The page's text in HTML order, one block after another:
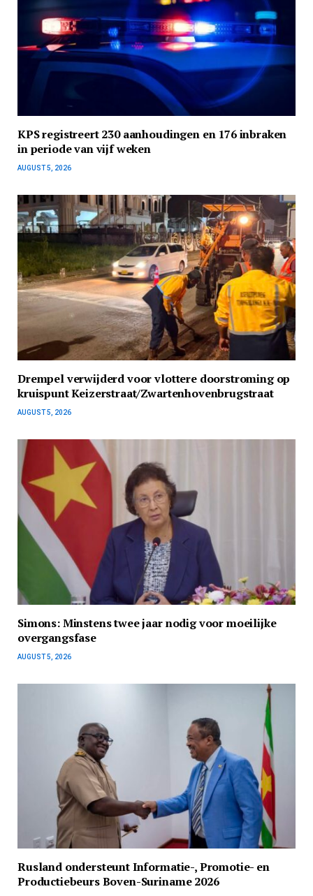
KPS registreert 230 aanhoudingen en 176 inbraken
in periode van vijf weken
AUGUST 5, 2026
Drempel verwijderd voor vlottere doorstroming op
kruispunt Keizerstraat/Zwartenhovenbrugstraat
AUGUST 5, 2026
Simons: Minstens twee jaar nodig voor moeilijke
overgangsfase
AUGUST 5, 2026
Rusland ondersteunt Informatie-, Promotie- en
Productiebeurs Boven-Suriname 2026